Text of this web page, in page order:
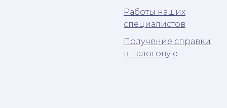
Работы наших
специалистов
Получение справки
в налоговую